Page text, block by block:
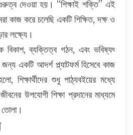
দেওয়া হয়। “শিক্ষাই শক্তি” এই
কাজ করে চলেছি একটি শিক্ষিত, দক্ষ ও
লক্ষ্যে।
বিকাশ, ব্যক্তিত্ব গঠন, এবং ভবিষ্যৎ
একটি আদর্শ প্ল্যাটফর্ম হিসেবে কাজ
শিক্ষার্থীদের শুধু পাঠ্যবইয়ের মধ্যে
উপযোগী শিক্ষা প্রদানের মাধ্যমে
তোলা।